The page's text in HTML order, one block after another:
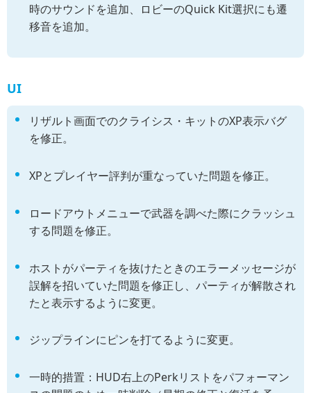
時のサウンドを追加、ロビーのQuick Kit選択にも遷
移音を追加。
UI
リザルト画面でのクライシス・キットのXP表示バグ
を修正。
XPとプレイヤー評判が重なっていた問題を修正。
ロードアウトメニューで武器を調べた際にクラッシュ
する問題を修正。
ホストがパーティを抜けたときのエラーメッセージが
誤解を招いていた問題を修正し、パーティが解散され
たと表示するように変更。
ジップラインにピンを打てるように変更。
一時的措置：HUD右上のPerkリストをパフォーマン